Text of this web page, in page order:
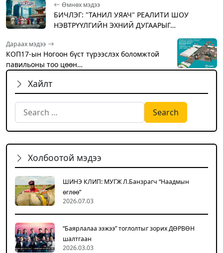
Өмнөх мэдээ
БИЧЛЭГ: "ТАНИЛ УЯАЧ" РЕАЛИТИ ШОУ
НЭВТРҮҮЛГИЙН ЭХНИЙ ДУГААРЫГ…
Дараах мэдээ
КОП17-ын Ногоон бүст түрээслэх боломжтой
павильоны тоо цөөн…
Хайлт
Search for:
Холбоотой мэдээ
ШИНЭ КЛИП: МУГЖ Л.Банзрагч “Наадмын
өглөө”
2026.07.03
“Баярлалаа ээжээ” тоглолтыг зорих ДӨРВӨН
шалтгаан
2026.03.03